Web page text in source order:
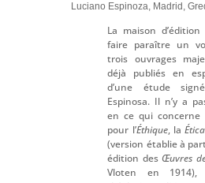
Luciano Espinoza, Madrid,
La maison
faire paraître un
trois ouvrages
déjà publiés en
d’une étude
Espinosa. Il n’y a
en ce qui
pour l’Éthique, laÉtica
(version établie à
édition des Œuvres
Vloten en